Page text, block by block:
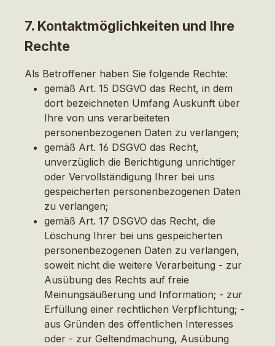
7. Kontaktmöglichkeiten und Ihre
Rechte
Als Betroffener haben Sie folgende Rechte:
gemäß Art. 15 DSGVO das Recht, in dem
dort bezeichneten Umfang Auskunft über
Ihre von uns verarbeiteten
personenbezogenen Daten zu verlangen;
gemäß Art. 16 DSGVO das Recht,
unverzüglich die Berichtigung unrichtiger
oder Vervollständigung Ihrer bei uns
gespeicherten personenbezogenen Daten
zu verlangen;
gemäß Art. 17 DSGVO das Recht, die
Löschung Ihrer bei uns gespeicherten
personenbezogenen Daten zu verlangen,
soweit nicht die weitere Verarbeitung - zur
Ausübung des Rechts auf freie
Meinungsäußerung und Information; - zur
Erfüllung einer rechtlichen Verpflichtung; -
aus Gründen des öffentlichen Interesses
oder - zur Geltendmachung, Ausübung